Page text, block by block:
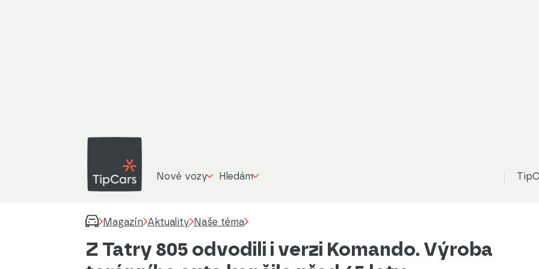
Nové vozy Hledám
Magazín Aktuality Naše téma
Z Tatry 805 odvodili i verzi Komando. Výroba